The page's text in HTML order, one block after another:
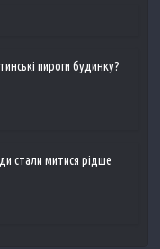
пироги будинку?
стали митися рідше